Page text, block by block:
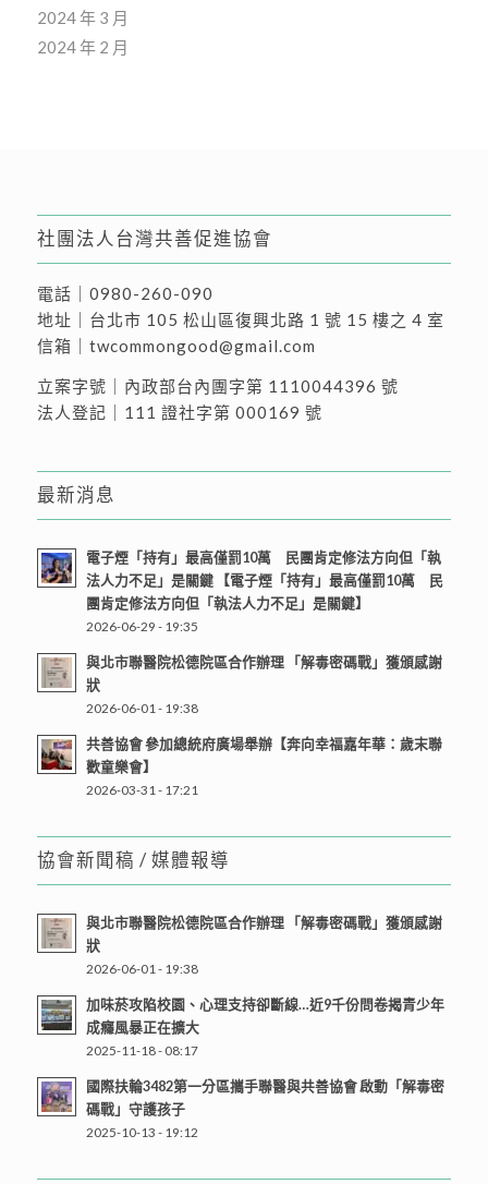
2024 年 3 月
2024 年 2 月
社團法人台灣共善促進協會
電話｜ 0980-260-090
地址｜ 台北市 105 松山區復興北路 1 號 15 樓之 4 室
信箱｜ twcommongood@gmail.com
立案字號｜內政部台內團字第 1110044396 號
法人登記｜111 證社字第 000169 號
最新消息
電子煙「持有」最高僅罰10萬 民團肯定修法方向但「執
法人力不足」是關鍵 【電子煙「持有」最高僅罰10萬 民
團肯定修法方向但「執法人力不足」是關鍵】
2026-06-29 - 19:35
與北市聯醫院松德院區合作辦理 「解毒密碼戰」獲頒感謝
狀
2026-06-01 - 19:38
共善協會 參加總統府廣場舉辦【奔向幸福嘉年華：歲末聯
歡童樂會】
2026-03-31 - 17:21
協會新聞稿 / 媒體報導
與北市聯醫院松德院區合作辦理 「解毒密碼戰」獲頒感謝
狀
2026-06-01 - 19:38
加味菸攻陷校園、心理支持卻斷線…近9千份問卷揭青少年
成癮風暴正在擴大
2025-11-18 - 08:17
國際扶輪3482第一分區攜手聯醫與共善協會 啟動「解毒密
碼戰」守護孩子
2025-10-13 - 19:12